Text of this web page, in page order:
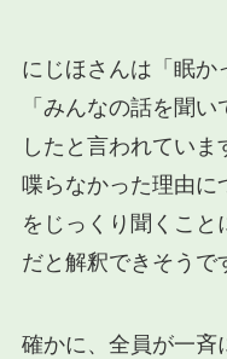
にじほさんは「眠か
「みんなの話を聞
したと言われてい
喋らなかった理由に
をじっくり聞くこと
だと解釈できそうで
確かに、全員が一斉